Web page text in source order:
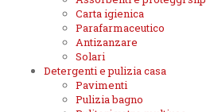
Carta igienica
Parafarmaceutico
Antizanzare
Solari
Detergenti e pulizia casa
Pavimenti
Pulizia bagno